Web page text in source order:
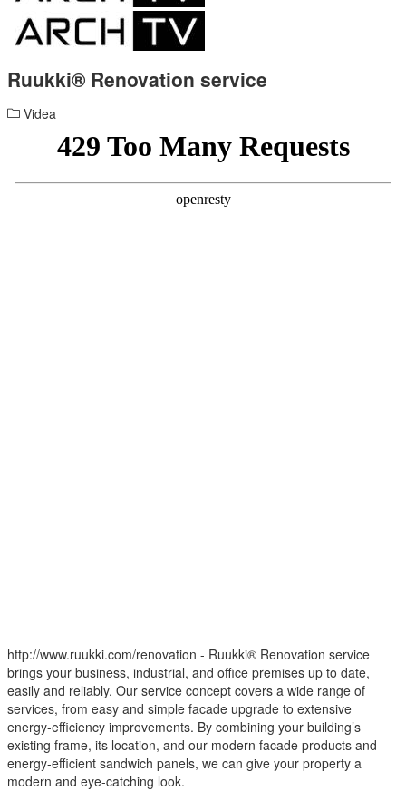
Ruukki® Renovation service
Videa
http://www.ruukki.com/renovation - Ruukki® Renovation service
brings your business, industrial, and office premises up to date,
easily and reliably. Our service concept covers a wide range of
services, from easy and simple facade upgrade to extensive
energy-efficiency improvements. By combining your building’s
existing frame, its location, and our modern facade products and
energy-efficient sandwich panels, we can give your property a
modern and eye-catching look.